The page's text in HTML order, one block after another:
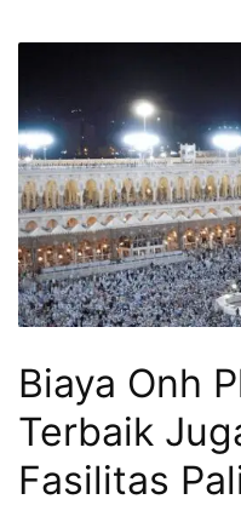
Biaya Onh
Terbaik
Fasilitas